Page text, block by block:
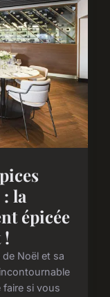
la
épicée
!
Noël et sa
si vous